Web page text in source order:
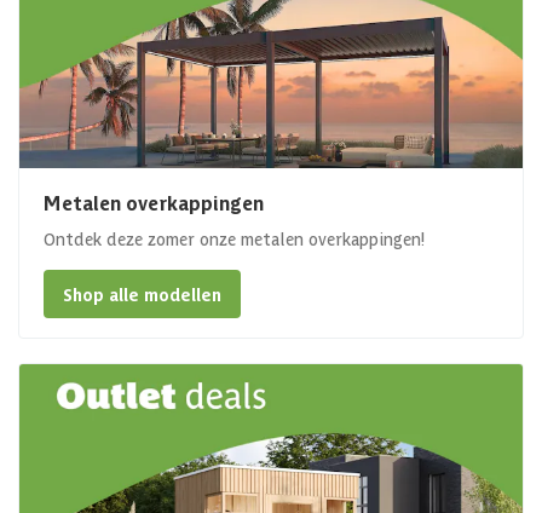
Metalen overkappingen
Ontdek deze zomer onze metalen overkappingen!
Shop alle modellen